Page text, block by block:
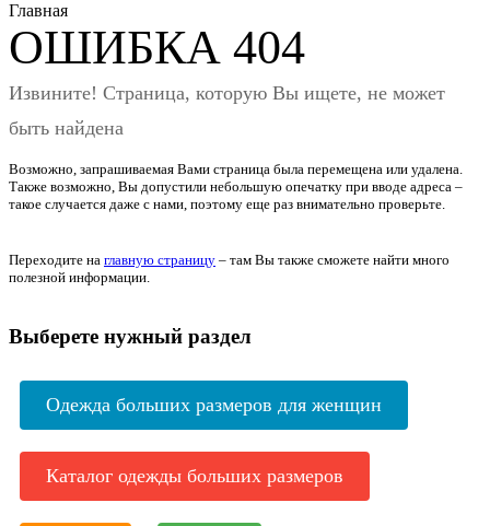
Главная
ОШИБКА 404
Извините! Страница, которую Вы ищете, не может
быть найдена
Возможно, запрашиваемая Вами страница была перемещена или удалена.
Также возможно, Вы допустили небольшую опечатку при вводе адреса –
такое случается даже с нами, поэтому еще раз внимательно проверьте.
Переходите на главную страницу – там Вы также сможете найти много
полезной информации.
Выберете нужный раздел
Одежда больших размеров для женщин
Каталог одежды больших размеров